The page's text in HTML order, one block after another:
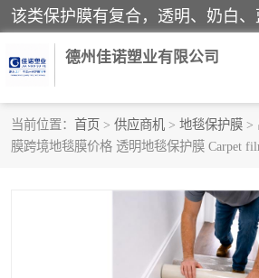
德州佳诺塑业有限公司
当前位置： 首页 > 供应商机 > 地毯保护膜 >
膜跨境地毯膜价格 透明地毯保护膜 Carpet
pe保护膜 包装
家具
透明